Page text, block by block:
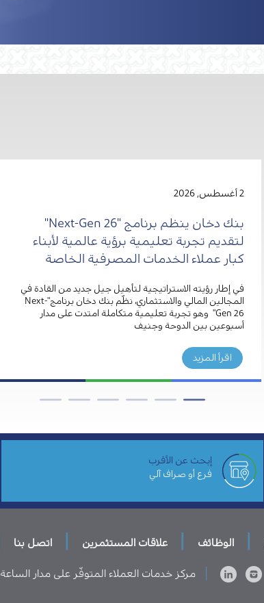
2 أغسطس, 2026
بنك دخان ينظم برنامج "Next-Gen 26"
لتقديم تجربة تعليمية برؤية عالمية لأبناء
كبار عملاء الخدمات المصرفية الخاصة
في إطار رؤيته الاستراتيجية لتأهيل جيل جديد من القادة في
المجالين المالي والاستثماري، نظّم بنك دخان برنامج"Next-
Gen 26" وهو تجربة تعليمية متكاملة امتدت على مدار
أسبوعين بين الدوحة وجنيف
اقرأ المزيد
إبحث عن الأقرب
فرع أو صراف آلي
الوظائف علاقات المستثمرين اتصل بنا
مركز خدمات العملاء المتوفّر على مدار الساعة